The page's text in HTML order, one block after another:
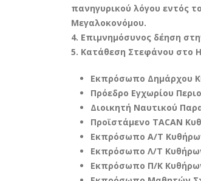
πανηγυρικού λόγου εντός
Μεγαλοκονόμου.
4. Επιμνημόσυνος δέηση
5. Κατάθεση Στεφάνου στο
Εκπρόσωπο Δημάρχου
Πρόεδρο Εγχωρίου
Διοικητή Ναυτικού
Προϊστάμενο TACAN
Εκπρόσωπο Α/Τ
Εκπρόσωπο Λ/Τ
Εκπρόσωπο Π/Κ